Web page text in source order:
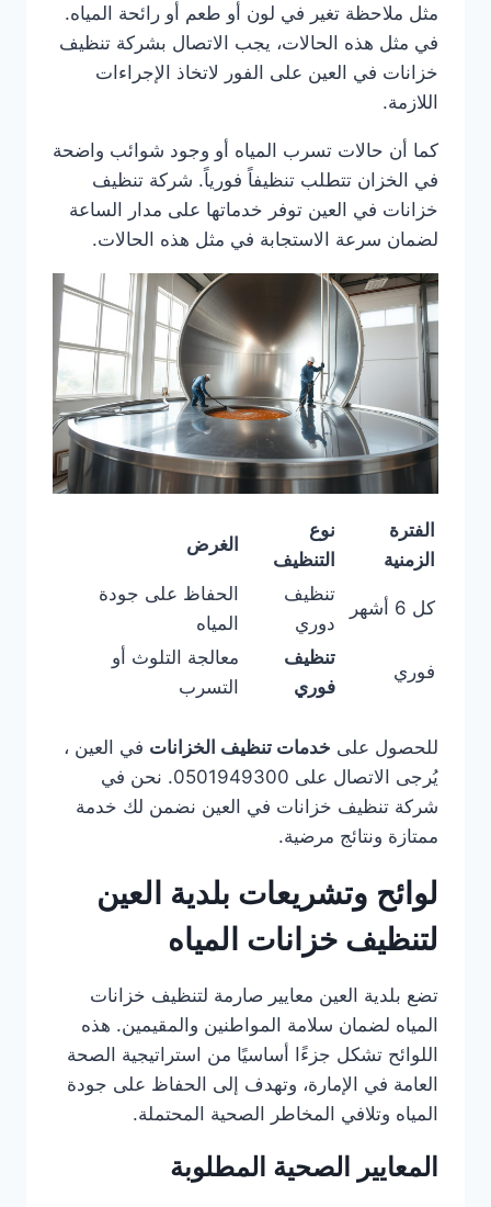
مثل ملاحظة تغير في لون أو طعم أو رائحة المياه.
في مثل هذه الحالات، يجب الاتصال بشركة تنظيف
خزانات في العين على الفور لاتخاذ الإجراءات
اللازمة.
كما أن حالات تسرب المياه أو وجود شوائب واضحة
في الخزان تتطلب تنظيفاً فورياً. شركة تنظيف
خزانات في العين توفر خدماتها على مدار الساعة
لضمان سرعة الاستجابة في مثل هذه الحالات.
الفترة
الزمنية
نوع
التنظيف
الغرض
كل 6 أشهر
تنظيف
دوري
الحفاظ على جودة
المياه
فوري
تنظيف
فوري
معالجة التلوث أو
التسرب
للحصول على خدمات تنظيف الخزانات في العين ،
يُرجى الاتصال على 0501949300. نحن في
شركة تنظيف خزانات في العين نضمن لك خدمة
ممتازة ونتائج مرضية.
لوائح وتشريعات بلدية العين
لتنظيف خزانات المياه
تضع بلدية العين معايير صارمة لتنظيف خزانات
المياه لضمان سلامة المواطنين والمقيمين. هذه
اللوائح تشكل جزءًا أساسيًا من استراتيجية الصحة
العامة في الإمارة، وتهدف إلى الحفاظ على جودة
المياه وتلافي المخاطر الصحية المحتملة.
المعايير الصحية المطلوبة